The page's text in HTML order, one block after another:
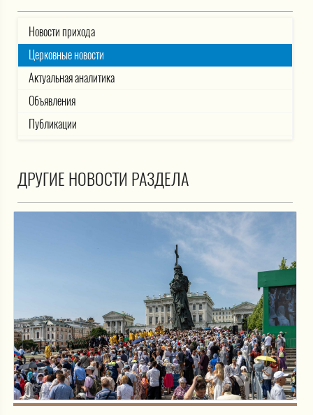
Новости прихода
Церковные новости
Актуальная аналитика
Объявления
Публикации
ДРУГИЕ НОВОСТИ РАЗДЕЛА